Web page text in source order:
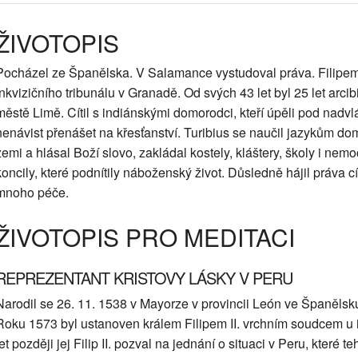
ze Španělska. V Salamance vystudoval práva.
tribunálu v Granadě. Od svých 43 let byl 25 let
Limě. Cítil s indiánskými domorodci, kteří úpěli pod
přenášet na křesťanství. Turibius se naučil jazykům
a hlásal Boží slovo, zakládal kostely, kláštery, školy i
které podnítily náboženský život. Důsledně hájil práva
péče.
PRO MEDITACI
KRISTOVY LÁSKY V PERU
se 26. 11. 1538 v Mayorze v provincii León ve
1573 byl ustanoven králem Filipem II. vrchním soudcem
později jej Filip II. pozval na jednání o situaci v Peru, které